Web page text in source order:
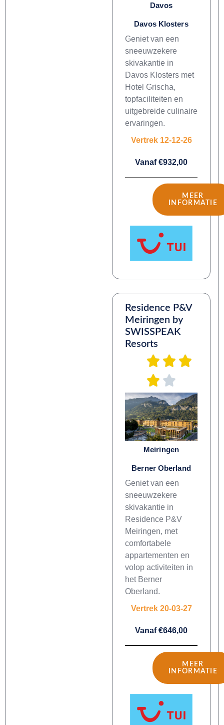
Davos
Davos Klosters
Geniet van een
sneeuwzekere
skivakantie in
Davos Klosters met
Hotel Grischa,
topfaciliteiten en
uitgebreide culinaire
ervaringen.
Vertrek 12-12-26
Vanaf €932,00
MEER
INFORMATIE
Residence P&V
Meiringen by
SWISSPEAK
Resorts
Meiringen
Berner Oberland
Geniet van een
sneeuwzekere
skivakantie in
Residence P&V
Meiringen, met
comfortabele
appartementen en
volop activiteiten in
het Berner
Oberland.
Vertrek 20-03-27
Vanaf €646,00
MEER
INFORMATIE